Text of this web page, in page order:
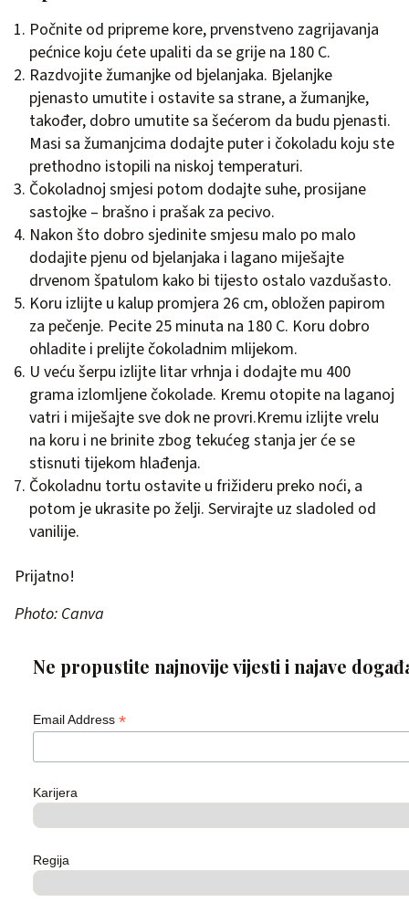
Počnite od pripreme kore, prvenstveno zagrijavanja
pećnice koju ćete upaliti da se grije na 180 C.
Razdvojite žumanjke od bjelanjaka. Bjelanjke
pjenasto umutite i ostavite sa strane, a žumanjke,
također, dobro umutite sa šećerom da budu pjenasti.
Masi sa žumanjcima dodajte puter i čokoladu koju ste
prethodno istopili na niskoj temperaturi.
Čokoladnoj smjesi potom dodajte suhe, prosijane
sastojke – brašno i prašak za pecivo.
Nakon što dobro sjedinite smjesu malo po malo
dodajite pjenu od bjelanjaka i lagano miješajte
drvenom špatulom kako bi tijesto ostalo vazdušasto.
Koru izlijte u kalup promjera 26 cm, obložen papirom
za pečenje. Pecite 25 minuta na 180 C. Koru dobro
ohladite i prelijte čokoladnim mlijekom.
U veću šerpu izlijte litar vrhnja i dodajte mu 400
grama izlomljene čokolade. Kremu otopite na laganoj
vatri i miješajte sve dok ne provri.Kremu izlijte vrelu
na koru i ne brinite zbog tekućeg stanja jer će se
stisnuti tijekom hlađenja.
Čokoladnu tortu ostavite u frižideru preko noći, a
potom je ukrasite po želji. Servirajte uz sladoled od
vanilije.
Prijatno!
Photo: Canva
Ne propustite najnovije vijesti i najave
Email Address *
Karijera
Regija